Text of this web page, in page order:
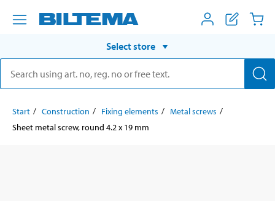
Select store
Start Construction Fixing elements
Metal screws
Sheet metal screw, round 4.2 x 19 mm